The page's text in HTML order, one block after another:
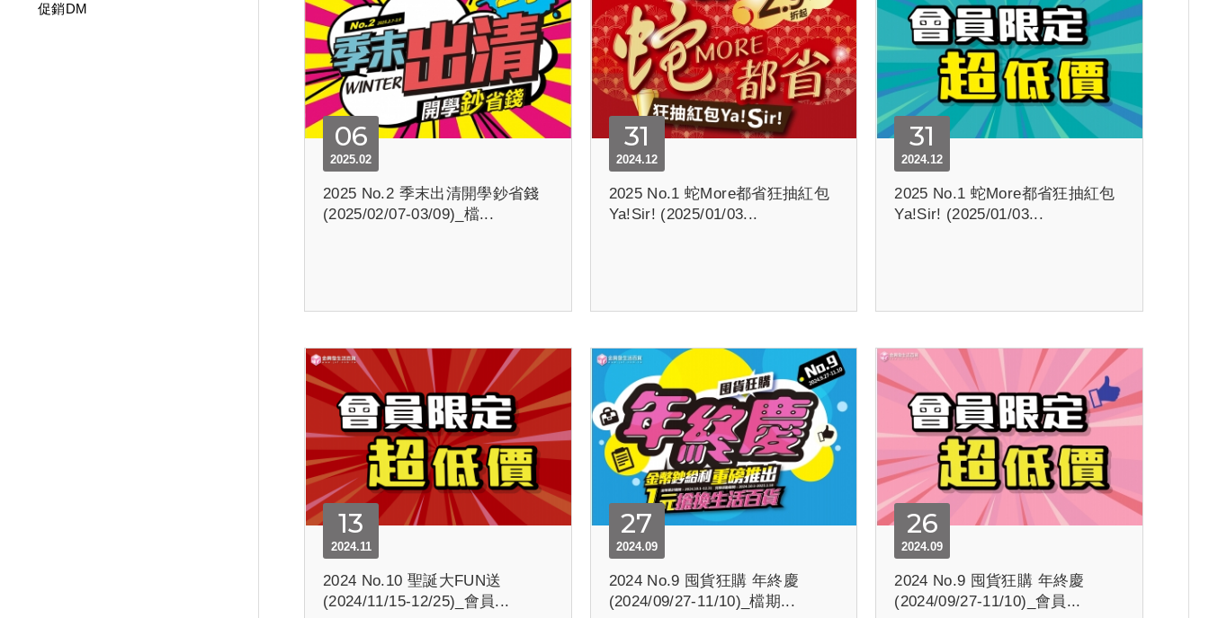
促銷DM
06
2025.02
2025 No.2 季末出清開學鈔省錢
(2025/02/07-03/09)_檔...
31
2024.12
2025 No.1 蛇More都省狂抽紅包
Ya!Sir! (2025/01/03...
31
2024.12
2025 No.1 蛇More都省狂抽紅包
Ya!Sir! (2025/01/03...
13
2024.11
2024 No.10 聖誕大FUN送
(2024/11/15-12/25)_會員...
27
2024.09
2024 No.9 囤貨狂購 年終慶
(2024/09/27-11/10)_檔期...
26
2024.09
2024 No.9 囤貨狂購 年終慶
(2024/09/27-11/10)_會員...